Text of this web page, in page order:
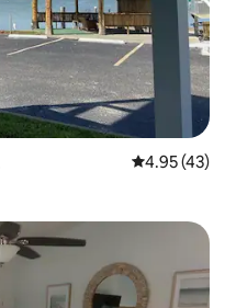
レビュー43
4.95 (43)